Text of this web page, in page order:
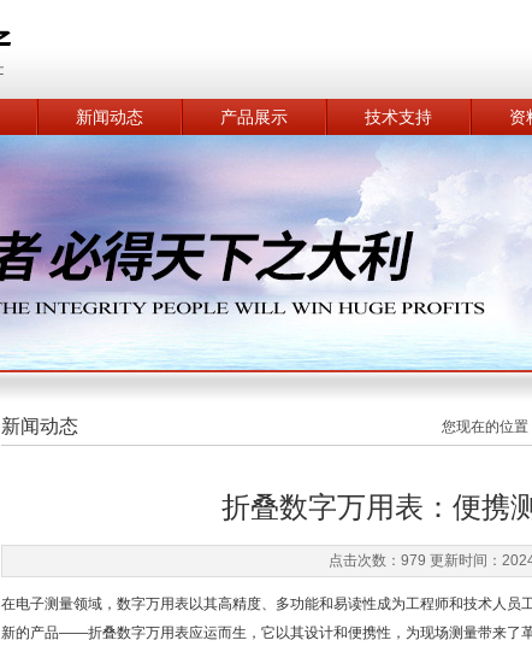
新闻动态 产品展示 技术支持 资
新闻动态 您现在的位置
折叠数字万用表：便携
点击次数：979 更新时间：
在电子测量领域，数字万用表以其高精度、多功能和易读性成为工程师和技术人员
新的产品——折叠数字万用表应运而生，它以其设计和便携性，为现场测量带来了